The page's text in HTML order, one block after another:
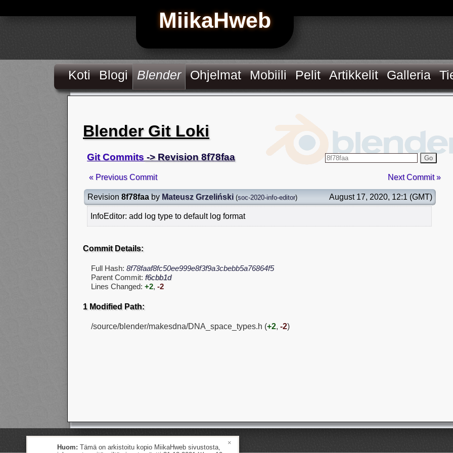
MiikaHweb
Koti Blogi Blender Ohjelmat Mobiili Pelit Artikkelit Galleria
Blender Git Loki
Git Commits -> Revision 8f78faa Go
« Previous Commit Next Commit »
Revision 8f78faa by Mateusz Grzeliński (soc-2020-info-editor) August 17, 2020, 12:1 (GMT)
InfoEditor: add log type to default log format
Commit Details:
Full Hash: 8f78faaf8fc50ee999e8f3f9a3cbebb5a76864f5
Parent Commit: f6cbb1d
Lines Changed: +2, -2
1 Modified Path:
/source/blender/makesdna/DNA_space_types.h (+2, -2)
Huom: Tämä on arkistoitu kopio MiikaHweb sivustosta,
×